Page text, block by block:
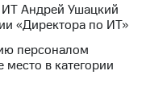
Андрей Ушацкий
«Директора по ИТ»
персоналом
в категории